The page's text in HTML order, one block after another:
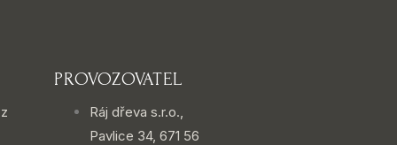
PROVOZOVATEL
Ráj dřeva s.r.o.,
Pavlice 34, 671 56